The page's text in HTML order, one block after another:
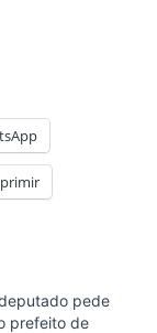
pede
prefeito de